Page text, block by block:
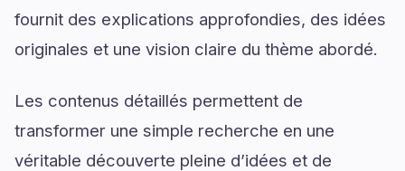
fournit des explications approfondies, des idées
originales et une vision claire du thème abordé.
Les contenus détaillés permettent de
transformer une simple recherche en une
véritable découverte pleine d’idées et de